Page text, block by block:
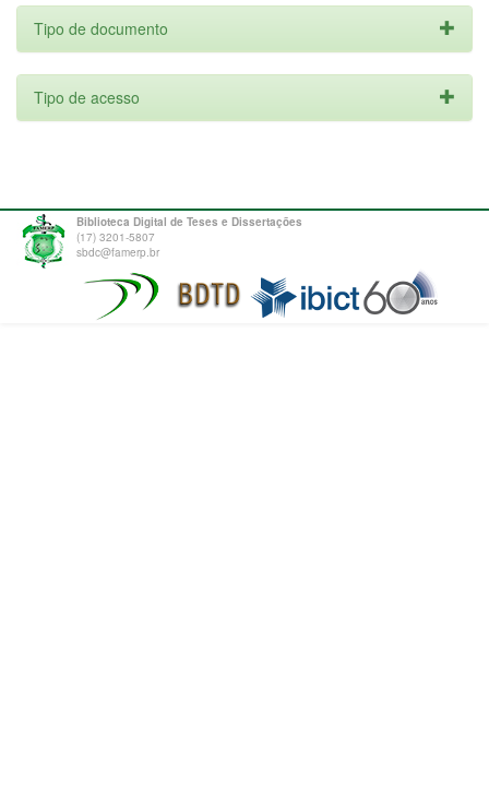
Tipo de documento
Tipo de acesso
Biblioteca Digital de Teses e Dissertações
(17) 3201-5807
sbdc@famerp.br